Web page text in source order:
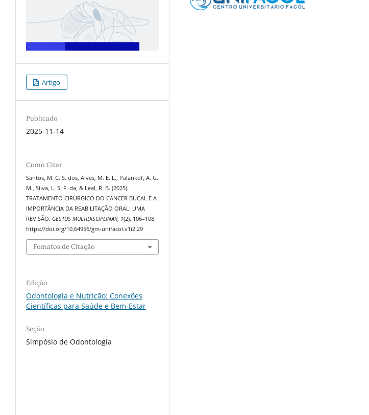
Artigo
Publicado
2025-11-14
Como Citar
Santos, M. C. S. dos, Alves, M. E. L., Palankof, A. G.
M., Silva, L. S. F. da, & Leal, R. B. (2025).
TRATAMENTO CIRÚRGICO DO CÂNCER BUCAL E A
IMPORTÂNCIA DA REABILITAÇÃO ORAL: UMA
REVISÃO.GESTUS MULTIDISCIPLINAR, 1(2), 106–108.
https://doi.org/10.64956/gm-unifacol.v1i2.29
Fomatos de Citação
Edição
Odontologia e Nutrição: Conexões
Científicas para Saúde e Bem-Estar
Seção
Simpósio de Odontologia